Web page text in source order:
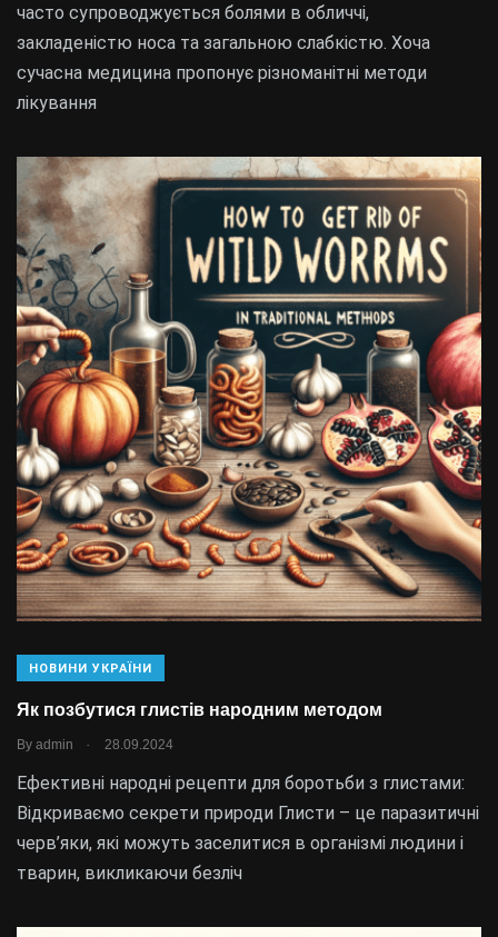
часто супроводжується болями в обличчі,
закладеністю носа та загальною слабкістю. Хоча
сучасна медицина пропонує різноманітні методи
лікування
НОВИНИ УКРАЇНИ
Як позбутися глистів народним методом
By admin . 28.09.2024
Ефективні народні рецепти для боротьби з глистами:
Відкриваємо секрети природи Глисти – це паразитичні
черв’яки, які можуть заселитися в організмі людини і
тварин, викликаючи безліч